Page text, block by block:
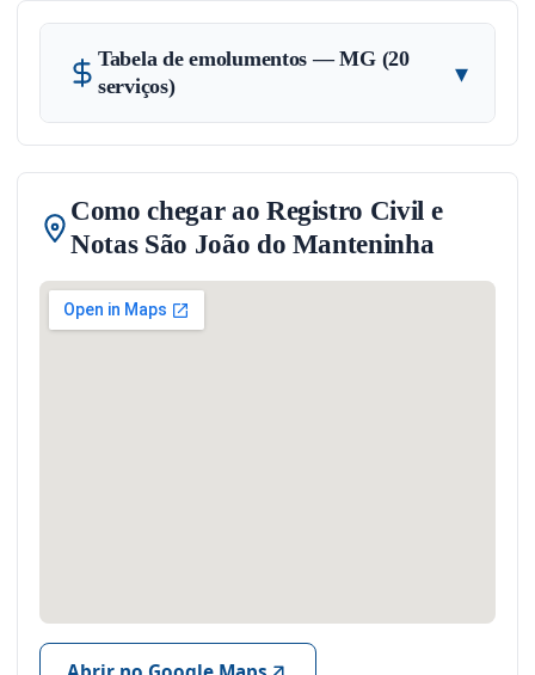
Tabela de emolumentos — MG (20
serviços)
▾
Como chegar ao Registro Civil e
Notas São João do Manteninha